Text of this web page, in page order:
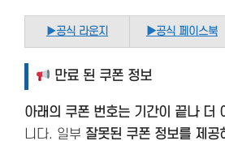
▶공식 라운지 ▶공식 페이스북
만료 된 쿠폰 정보
아래의 쿠폰 번호는 기간이 끝나 더
니다. 일부 잘못된 쿠폰 정보를 제공